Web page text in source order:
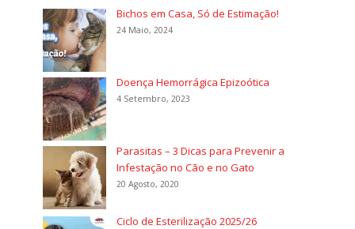
Bichos em Casa, Só de Estimação!
24 Maio, 2024
Doença Hemorrágica Epizoótica
4 Setembro, 2023
Parasitas – 3 Dicas para Prevenir a
Infestação no Cão e no Gato
20 Agosto, 2020
Ciclo de Esterilização 2025/26